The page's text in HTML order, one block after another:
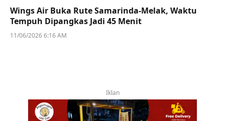
Wings Air Buka Rute Samarinda-Melak, Waktu
Tempuh Dipangkas Jadi 45 Menit
11/06/2026 6:16 AM
Iklan